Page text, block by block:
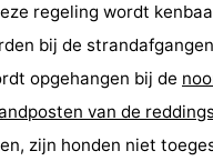
regeling wordt
bij de
opgehangen bij de
van de
zijn honden niet